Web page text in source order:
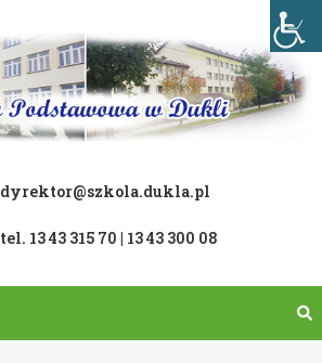
dyrektor@szkola.dukla.pl
tel. 13 43 315 70 | 13 43 300 08